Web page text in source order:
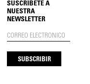
SUSCRÍBETE A
NUESTRA
NEWSLETTER